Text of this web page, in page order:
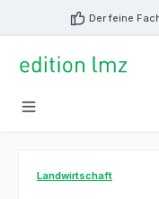
springen Der feine
Landwirtschaft